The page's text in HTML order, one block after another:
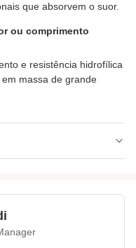
que absorvem o suor.
ou comprimento
e resistência hidrofílica
massa de grande